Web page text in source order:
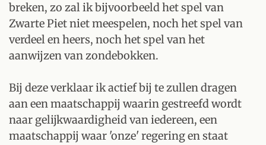
breken, zo zal ik bijvoorbeeld het spel van
Zwarte Piet niet meespelen, noch het spel van
verdeel en heers, noch het spel van het
aanwijzen van zondebokken.
Bij deze verklaar ik actief bij te zullen dragen
aan een maatschappij waarin gestreefd wordt
naar gelijkwaardigheid van iedereen, een
maatschappij waar 'onze' regering en staat